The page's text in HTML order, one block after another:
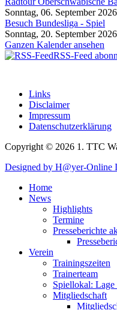
Sonntag, 06. September 2026
Besuch Bundesliga - Spiel
Sonntag, 20. September
Ganzen Kalender ansehen
RSS-Feed
Links
Disclaimer
Impressum
Datenschutzerklärung
Copyright © 2026 1. TTC
Designed by H@yer-Online
Home
News
Highlights
Termine
Presseberichte
Verein
Trainingszeiten
Trainerteam
Spiellokal:
Mitgliedschaft